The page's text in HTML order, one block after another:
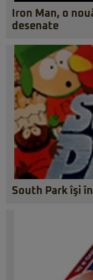
Iron Man, o
desenate
South Park îşi